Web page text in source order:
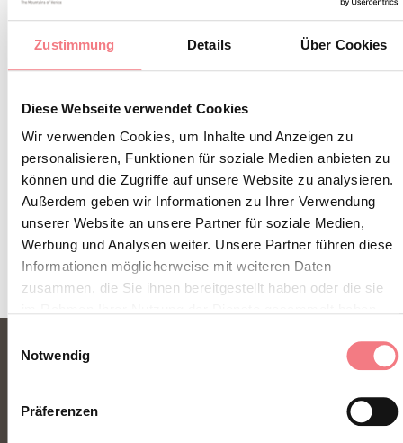
Zustimmung Details Über Cookies
Diese Webseite verwendet Cookies
Wir verwenden Cookies, um Inhalte und Anzeigen zu
personalisieren, Funktionen für soziale Medien anbieten zu
können und die Zugriffe auf unsere Website zu analysieren.
Außerdem geben wir Informationen zu Ihrer Verwendung
unserer Website an unsere Partner für soziale Medien,
Werbung und Analysen weiter. Unsere Partner führen diese
Informationen möglicherweise mit weiteren Daten
zusammen, die Sie ihnen bereitgestellt haben oder die sie
Notwendig
Präferenzen
Sie erhalten Nachrichten, Informationen,
Reiserouten, Ideen und Tipps für Ihren Urlaub
zu jeder Jahreszeit.
ZUM NEWSLETTER ANMELDEN